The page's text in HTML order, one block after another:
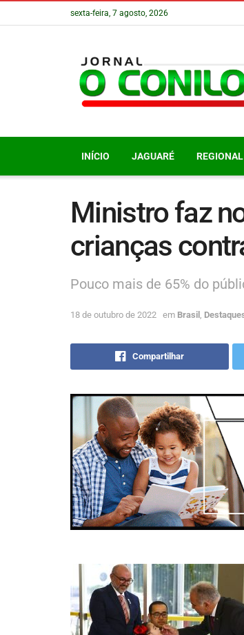
sexta-feira, 7 agosto, 2026
INÍCIO JAGUARÉ REGIONAL
Ministro faz
crianças
Pouco mais de 65% do
18 de outubro de 2022 em Brasil
Compartilhar